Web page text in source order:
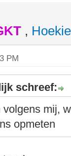
, Hoekie
PM
schreef:
volgens mij,
opmeten